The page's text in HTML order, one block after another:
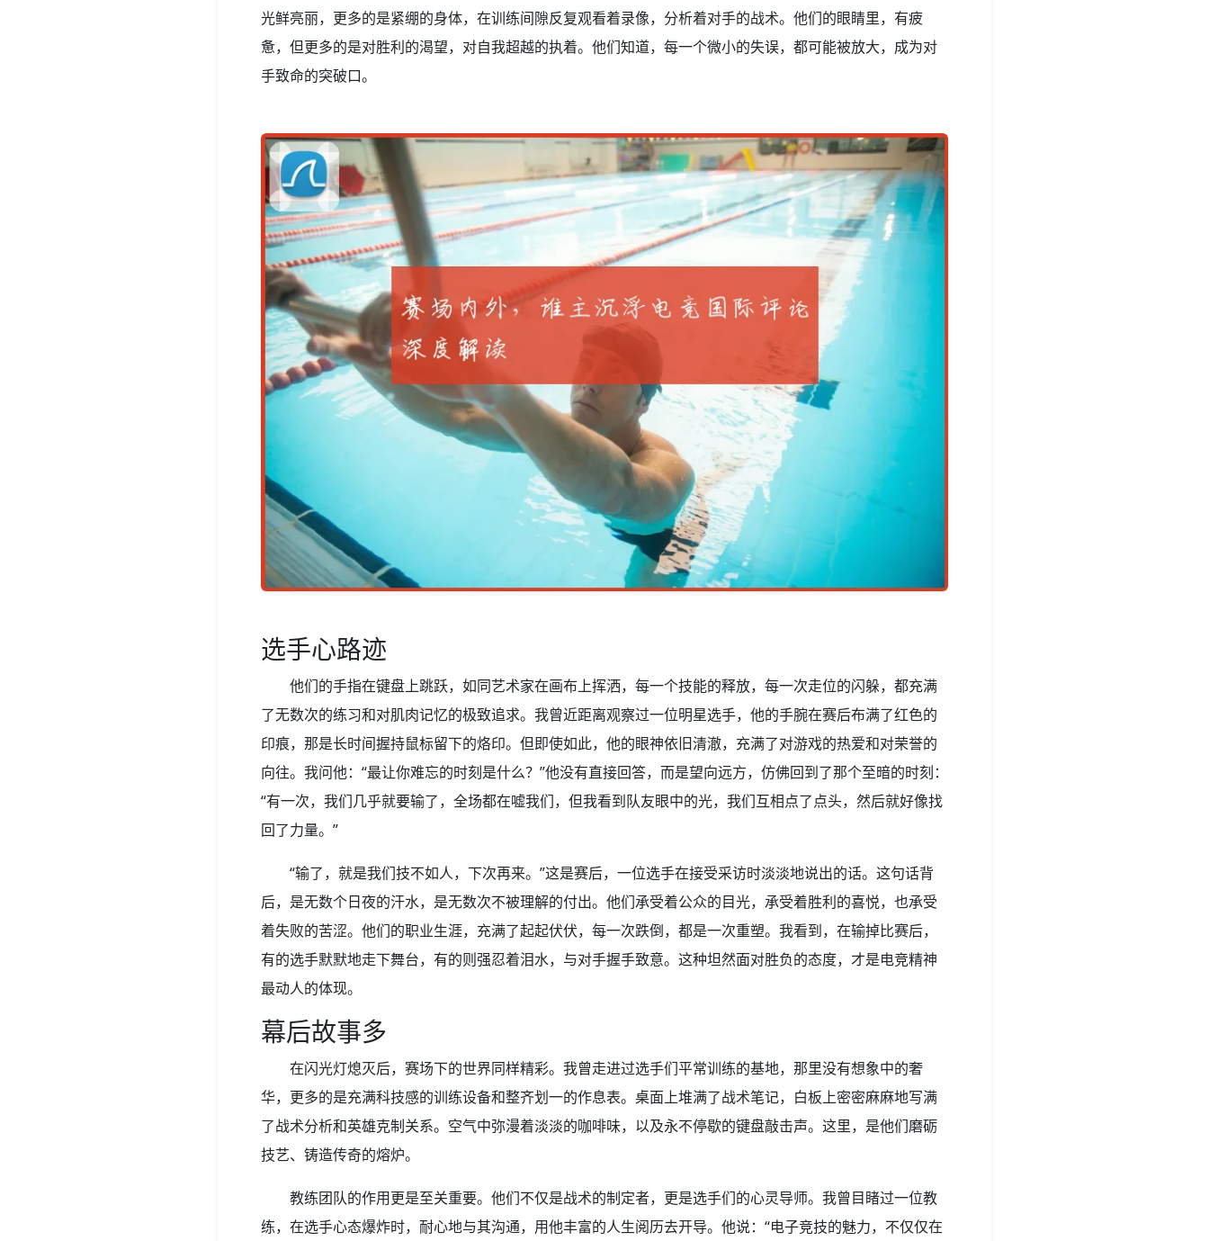
光鲜亮丽，更多的是紧绷的身体，在训练间隙反复观看着录像，分析着对手的战术。他们的眼睛里，有疲
惫，但更多的是对胜利的渴望，对自我超越的执着。他们知道，每一个微小的失误，都可能被放大，成为对
手致命的突破口。
选手心路迹
他们的手指在键盘上跳跃，如同艺术家在画布上挥洒，每一个技能的释放，每一次走位的闪躲，都充满
了无数次的练习和对肌肉记忆的极致追求。我曾近距离观察过一位明星选手，他的手腕在赛后布满了红色的
印痕，那是长时间握持鼠标留下的烙印。但即使如此，他的眼神依旧清澈，充满了对游戏的热爱和对荣誉的
向往。我问他：“最让你难忘的时刻是什么？”他没有直接回答，而是望向远方，仿佛回到了那个至暗的时刻：
“有一次，我们几乎就要输了，全场都在嘘我们，但我看到队友眼中的光，我们互相点了点头，然后就好像找
回了力量。”
“输了，就是我们技不如人，下次再来。”这是赛后，一位选手在接受采访时淡淡地说出的话。这句话背
后，是无数个日夜的汗水，是无数次不被理解的付出。他们承受着公众的目光，承受着胜利的喜悦，也承受
着失败的苦涩。他们的职业生涯，充满了起起伏伏，每一次跌倒，都是一次重塑。我看到，在输掉比赛后，
有的选手默默地走下舞台，有的则强忍着泪水，与对手握手致意。这种坦然面对胜负的态度，才是电竞精神
最动人的体现。
幕后故事多
在闪光灯熄灭后，赛场下的世界同样精彩。我曾走进过选手们平常训练的基地，那里没有想象中的奢
华，更多的是充满科技感的训练设备和整齐划一的作息表。桌面上堆满了战术笔记，白板上密密麻麻地写满
了战术分析和英雄克制关系。空气中弥漫着淡淡的咖啡味，以及永不停歇的键盘敲击声。这里，是他们磨砺
技艺、铸造传奇的熔炉。
教练团队的作用更是至关重要。他们不仅是战术的制定者，更是选手们的心灵导师。我曾目睹过一位教
练，在选手心态爆炸时，耐心地与其沟通，用他丰富的人生阅历去开导。他说：“电子竞技的魅力，不仅仅在